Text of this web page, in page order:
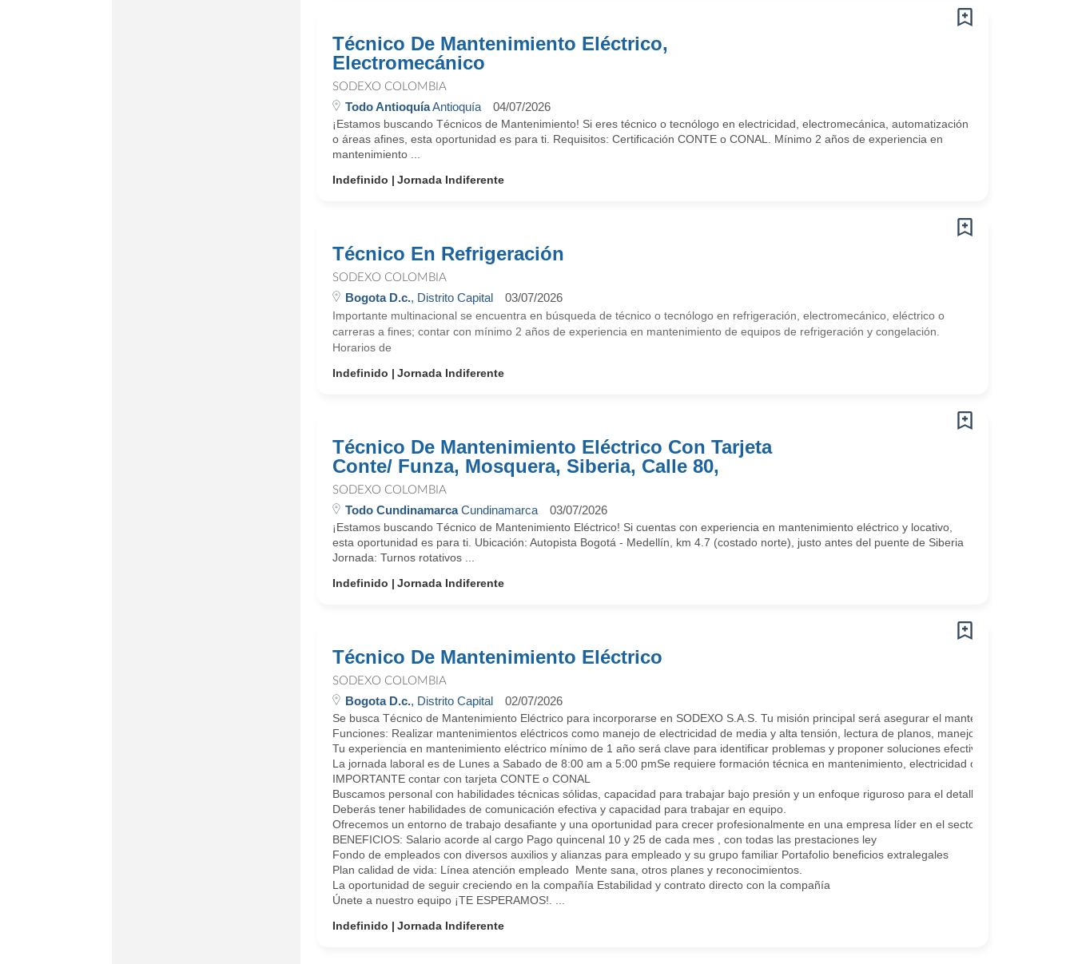
Técnico De Mantenimiento Eléctrico,
Electromecánico
SODEXO COLOMBIA
Todo AntioquíaAntioquía 04/07/2026
¡Estamos buscando Técnicos de Mantenimiento! Si eres técnico o tecnólogo en electricidad, electromecánica, automatización
o áreas afines, esta oportunidad es para ti. Requisitos: Certificación CONTE o CONAL. Mínimo 2 años de experiencia en
mantenimiento ...
Indefinido
Jornada Indiferente
Técnico En Refrigeración
SODEXO COLOMBIA
Bogota D.c., Distrito Capital 03/07/2026
Importante multinacional se encuentra en búsqueda de técnico o tecnólogo en refrigeración, electromecánico, eléctrico o
carreras a fines; contar con mínimo 2 años de experiencia en mantenimiento de equipos de refrigeración y congelación.
Horarios de
Indefinido
Jornada Indiferente
Técnico De Mantenimiento Eléctrico Con Tarjeta
Conte/ Funza, Mosquera, Siberia, Calle 80,
SODEXO COLOMBIA
Todo CundinamarcaCundinamarca 03/07/2026
¡Estamos buscando Técnico de Mantenimiento Eléctrico! Si cuentas con experiencia en mantenimiento eléctrico y locativo,
esta oportunidad es para ti. Ubicación: Autopista Bogotá - Medellín, km 4.7 (costado norte), justo antes del puente de Siberia
Jornada: Turnos rotativos ...
Indefinido
Jornada Indiferente
Técnico De Mantenimiento Eléctrico
SODEXO COLOMBIA
Bogota D.c., Distrito Capital 02/07/2026
Se busca Técnico de Mantenimiento Eléctrico para incorporarse en SODEXO S.A.S. Tu misión principal será asegurar el mantenimiento en
Funciones: Realizar mantenimientos eléctricos como manejo de electricidad de media y alta tensión, lectura de planos, manejo de tableros
Tu experiencia en mantenimiento eléctrico mínimo de 1 año será clave para identificar problemas y proponer soluciones efectivas.
La jornada laboral es de Lunes a Sabado de 8:00 am a 5:00 pmSe requiere formación técnica en mantenimiento, electricidad o áreas afines, y
IMPORTANTE contar con tarjeta CONTE o CONAL
Buscamos personal con habilidades técnicas sólidas, capacidad para trabajar bajo presión y un enfoque riguroso para el detalle.
Deberás tener habilidades de comunicación efectiva y capacidad para trabajar en equipo.
Ofrecemos un entorno de trabajo desafiante y una oportunidad para crecer profesionalmente en una empresa líder en el sector.
BENEFICIOS: Salario acorde al cargo Pago quincenal 10 y 25 de cada mes , con todas las prestaciones ley
Fondo de empleados con diversos auxilios y alianzas para empleado y su grupo familiar Portafolio beneficios extralegales
Plan calidad de vida: Línea atención empleado Mente sana, otros planes y reconocimientos.
La oportunidad de seguir creciendo en la compañía Estabilidad y contrato directo con la compañía
Únete a nuestro equipo ¡TE ESPERAMOS!. ...
Indefinido
Jornada Indiferente